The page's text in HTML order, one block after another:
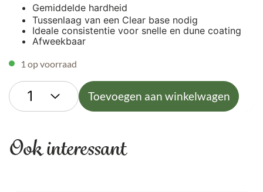
Gemiddelde hardheid
Tussenlaag van een Clear base nodig
Ideale consistentie voor snelle en dune coating
Afweekbaar
1 op voorraad
Toevoegen aan winkelwagen
Ook interessant